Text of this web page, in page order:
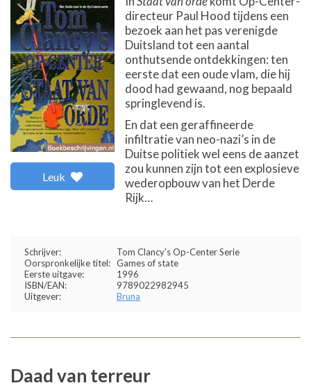
Leuk
directeur Paul Hood tijdens een
bezoek aan het pas verenigde
Duitsland tot een aantal
onthutsende ontdekkingen: ten
eerste dat een oude vlam, die hij
dood had gewaand, nog bepaald
springlevend is.
En dat een geraffineerde
infiltratie van neo-nazi’s in de
Duitse politiek wel eens de aanzet
zou kunnen zijn tot een explosieve
wederopbouw van het Derde
Rijk…
Schrijver:
Tom Clancy's Op-Center Serie
Oorspronkelijke titel: Games of state
Eerste uitgave:
1996
ISBN/EAN:
9789022982945
Uitgever:
Bruna
Daad van terreur